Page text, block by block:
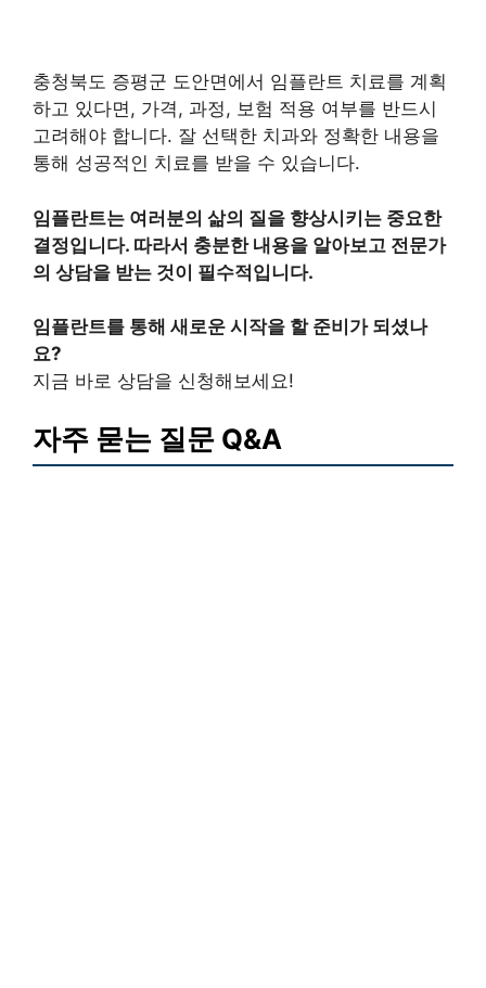
충청북도 증평군 도안면에서 임플란트 치료를 계획
하고 있다면, 가격, 과정, 보험 적용 여부를 반드시
고려해야 합니다. 잘 선택한 치과와 정확한 내용을
통해 성공적인 치료를 받을 수 있습니다.
임플란트는 여러분의 삶의 질을 향상시키는 중요한
결정입니다. 따라서 충분한 내용을 알아보고 전문가
의 상담을 받는 것이 필수적입니다.
임플란트를 통해 새로운 시작을 할 준비가 되셨나
요?
지금 바로 상담을 신청해보세요!
자주 묻는 질문 Q&A